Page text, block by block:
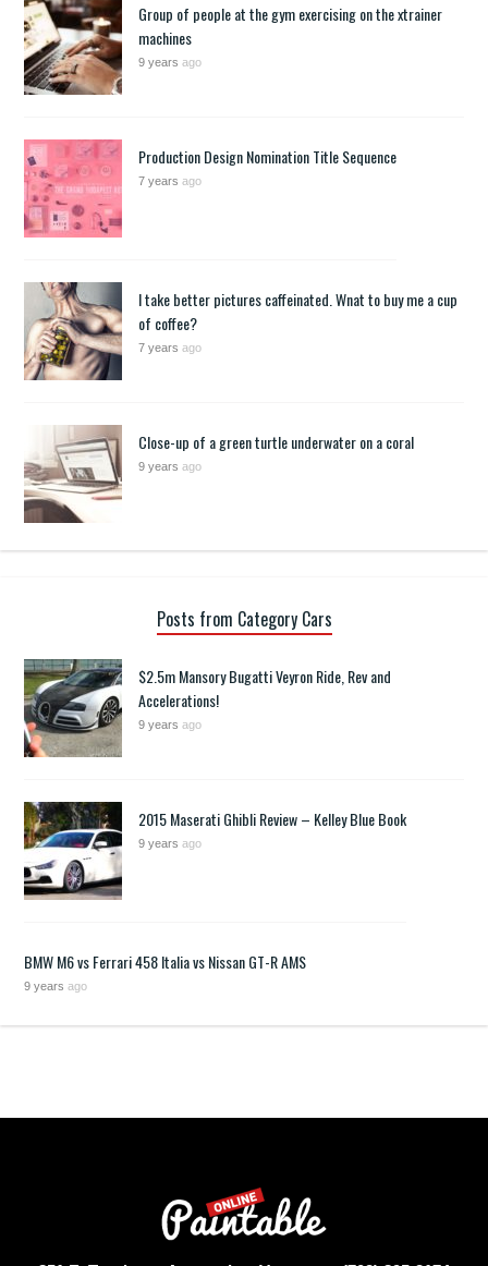
Group of people at the gym exercising on the xtrainer
machines
9 yearsago
Production Design Nomination Title Sequence
7 yearsago
I take better pictures caffeinated. Wnat to buy me a cup
of coffee?
7 yearsago
Close-up of a green turtle underwater on a coral
9 yearsago
Posts from Category Cars
$2.5m Mansory Bugatti Veyron Ride, Rev and
Accelerations!
9 yearsago
2015 Maserati Ghibli Review – Kelley Blue Book
9 yearsago
BMW M6 vs Ferrari 458 Italia vs Nissan GT-R AMS
9 yearsago